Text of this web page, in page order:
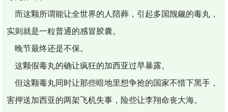
而这颗所谓能让全世界的人陪葬，引起多国觊觎的毒丸，
实则就是一粒普通的感冒胶囊。
晚节最终还是不保。
这颗假毒丸的确让疯狂的加西亚过早暴露。
但这颗毒丸同时让那些暗地里想争抢的国家不惜下黑手，
害押送加西亚的两架飞机失事，险些让李翔命丧大海。